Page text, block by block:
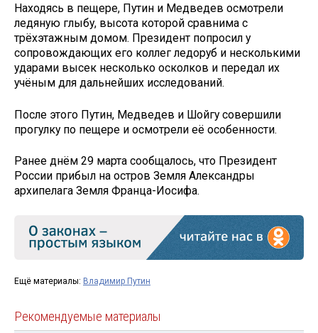
Находясь в пещере, Путин и Медведев осмотрели
ледяную глыбу, высота которой сравнима с
трёхэтажным домом. Президент попросил у
сопровождающих его коллег ледоруб и несколькими
ударами высек несколько осколков и передал их
учёным для дальнейших исследований.
После этого Путин, Медведев и Шойгу совершили
прогулку по пещере и осмотрели её особенности.
Ранее днём 29 марта сообщалось, что Президент
России прибыл на остров Земля Александры
архипелага Земля Франца-Иосифа.
Ещё материалы: Владимир Путин
Рекомендуемые материалы